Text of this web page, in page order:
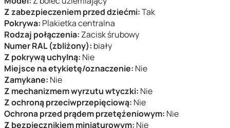
Z zabezpieczeniem przed dziećmi:Tak
Pokrywa: Plakietka centralna
Rodzaj połączenia: Zacisk śrubowy
Numer RAL (zbliżony): biały
Z pokrywą uchylną: Nie
Miejsce na etykietę/oznaczenie: Nie
Zamykane: Nie
Z mechanizmem wyrzutu wtyczki: Nie
Z ochroną przeciwprzepięciową: Nie
Ochrona przed prądem przetężeniowym: Nie
Z bezpiecznikiem miniaturowym: Nie